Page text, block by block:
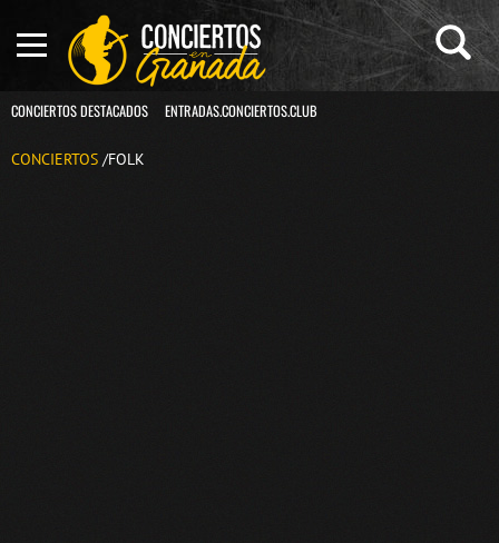
CONCIERTOS DESTACADOS ENTRADAS.CONCIERTOS.CLUB
CONCIERTOS /FOLK